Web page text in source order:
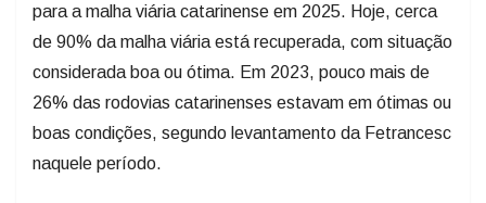
para a malha viária catarinense em 2025. Hoje, cerca
de 90% da malha viária está recuperada, com situação
considerada boa ou ótima. Em 2023, pouco mais de
26% das rodovias catarinenses estavam em ótimas ou
boas condições, segundo levantamento da Fetrancesc
naquele período.